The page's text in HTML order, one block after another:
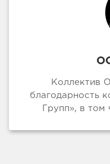
Коллектив
благодарность
Групп», в том